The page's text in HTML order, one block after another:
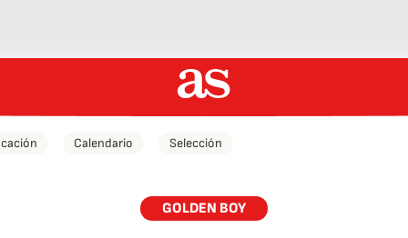
Calendario Selección
GOLDEN BOY